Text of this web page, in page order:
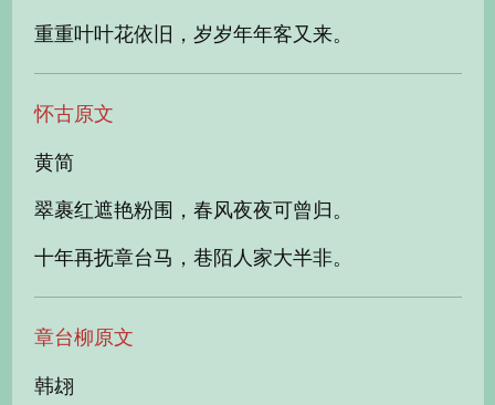
重重叶叶花依旧，岁岁年年客又来。
怀古原文
黄简
翠裹红遮艳粉围，春风夜夜可曾归。
十年再抚章台马，巷陌人家大半非。
章台柳原文
韩翃